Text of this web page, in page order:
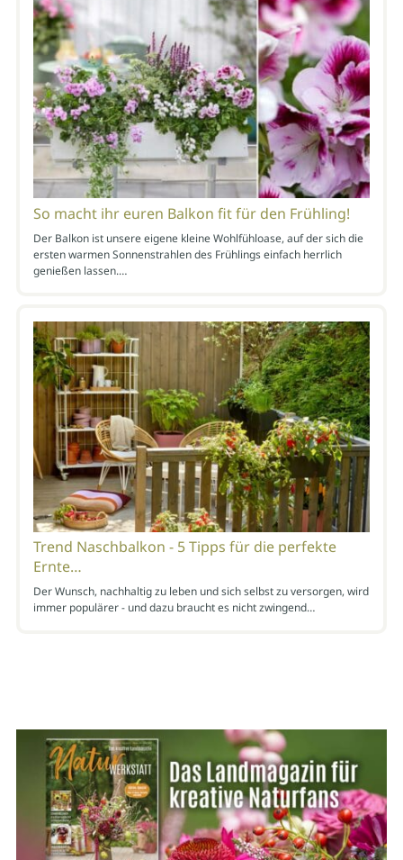
So macht ihr euren Balkon fit für den Frühling!
Der Balkon ist unsere eigene kleine Wohlfühloase, auf der sich die
ersten warmen Sonnenstrahlen des Frühlings einfach herrlich
genießen lassen.…
Trend Naschbalkon - 5 Tipps für die perfekte
Ernte…
Der Wunsch, nachhaltig zu leben und sich selbst zu versorgen, wird
immer populärer - und dazu braucht es nicht zwingend…